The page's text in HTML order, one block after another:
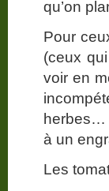
qu’on
Pour
(ceux
voir en
herbes…
à un
Les